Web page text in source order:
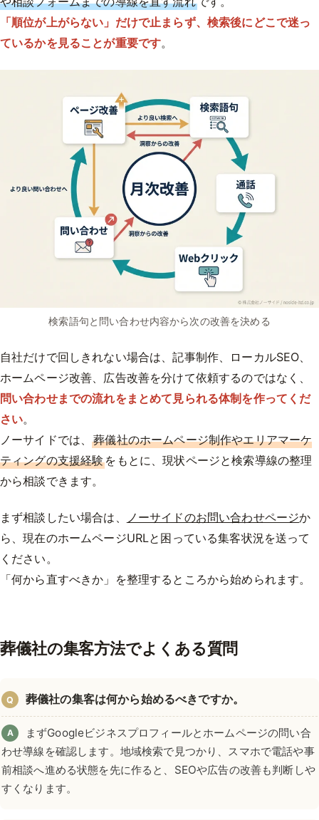
「順位が上がらない」だけで止まらず、検索後にどこで迷っ
ているかを見ることが重要です。
検索語句と問い合わせ内容から次の改善を決める
自社だけで回しきれない場合は、記事制作、ローカルSEO、
ホームページ改善、広告改善を分けて依頼するのではなく、
問い合わせまでの流れをまとめて見られる体制を作ってくだ
さい。
ノーサイドでは、葬儀社のホームページ制作やエリアマーケ
ティングの支援経験をもとに、現状ページと検索導線の整理
から相談できます。
まず相談したい場合は、 ノーサイドのお問い合わせページか
ら、現在のホームページURLと困っている集客状況を送って
ください。
「何から直すべきか」を整理するところから始められます。
葬儀社の集客方法でよくある質問
Q 葬儀社の集客は何から始めるべきですか。
A
まずGoogleビジネスプロフィールとホームページの問い合
わせ導線を確認します。地域検索で見つかり、スマホで電話や事
前相談へ進める状態を先に作ると、SEOや広告の改善も判断しや
すくなります。